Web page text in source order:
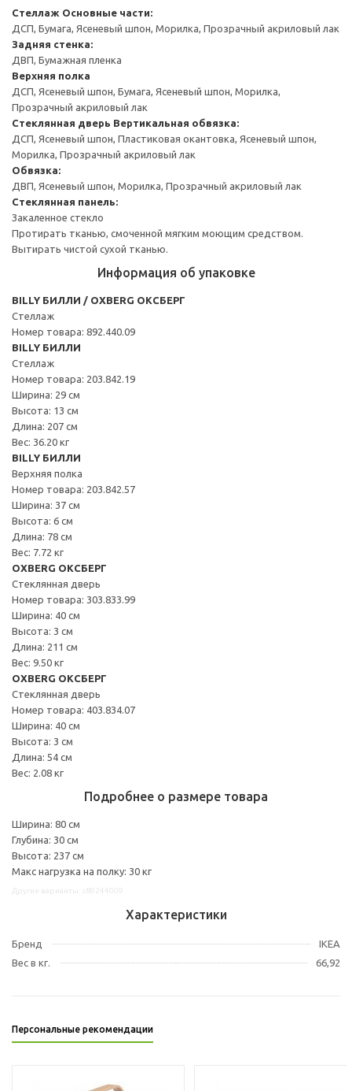
Стеллаж Основные части:
ДСП, Бумага, Ясеневый шпон, Морилка, Прозрачный акриловый лак
Задняя стенка:
ДВП, Бумажная пленка
Верхняя полка
ДСП, Ясеневый шпон, Бумага, Ясеневый шпон, Морилка,
Прозрачный акриловый лак
Стеклянная дверь Вертикальная обвязка:
ДСП, Ясеневый шпон, Пластиковая окантовка, Ясеневый шпон,
Морилка, Прозрачный акриловый лак
Обвязка:
ДВП, Ясеневый шпон, Морилка, Прозрачный акриловый лак
Стеклянная панель:
Закаленное стекло
Протирать тканью, смоченной мягким моющим средством.
Вытирать чистой сухой тканью.
Информация об упаковке
BILLY БИЛЛИ / OXBERG ОКСБЕРГ
Стеллаж
Номер товара: 892.440.09
BILLY БИЛЛИ
Стеллаж
Номер товара: 203.842.19
Ширина: 29 см
Высота: 13 см
Длина: 207 см
Вес: 36.20 кг
BILLY БИЛЛИ
Верхняя полка
Номер товара: 203.842.57
Ширина: 37 см
Высота: 6 см
Длина: 78 см
Вес: 7.72 кг
OXBERG ОКСБЕРГ
Стеклянная дверь
Номер товара: 303.833.99
Ширина: 40 см
Высота: 3 см
Длина: 211 см
Вес: 9.50 кг
OXBERG ОКСБЕРГ
Стеклянная дверь
Номер товара: 403.834.07
Ширина: 40 см
Высота: 3 см
Длина: 54 см
Вес: 2.08 кг
Подробнее о размере товара
Ширина: 80 см
Глубина: 30 см
Высота: 237 см
Макс нагрузка на полку: 30 кг
Характеристики
Бренд
IKEA
Вес в кг.
66,92
Персональные рекомендации